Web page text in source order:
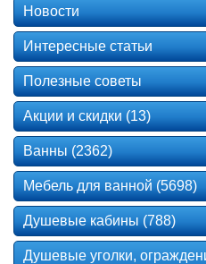
Новости
Интересные статьи
Полезные советы
Акции и скидки (13)
Ванны (2362)
Мебель для ванной (5698)
Душевые кабины (788)
Душевые уголки,